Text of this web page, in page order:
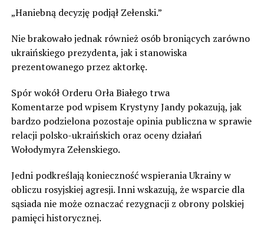
„Haniebną decyzję podjął Zełenski.”
Nie brakowało jednak również osób broniących zarówno
ukraińskiego prezydenta, jak i stanowiska
prezentowanego przez aktorkę.
Spór wokół Orderu Orła Białego trwa
Komentarze pod wpisem Krystyny Jandy pokazują, jak
bardzo podzielona pozostaje opinia publiczna w sprawie
relacji polsko-ukraińskich oraz oceny działań
Wołodymyra Zełenskiego.
Jedni podkreślają konieczność wspierania Ukrainy w
obliczu rosyjskiej agresji. Inni wskazują, że wsparcie dla
sąsiada nie może oznaczać rezygnacji z obrony polskiej
pamięci historycznej.